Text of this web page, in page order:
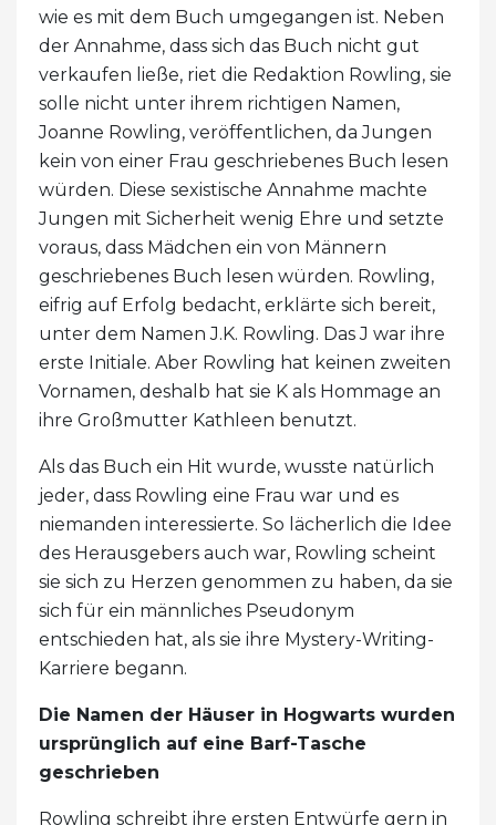
wie es mit dem Buch umgegangen ist. Neben
der Annahme, dass sich das Buch nicht gut
verkaufen ließe, riet die Redaktion Rowling, sie
solle nicht unter ihrem richtigen Namen,
Joanne Rowling, veröffentlichen, da Jungen
kein von einer Frau geschriebenes Buch lesen
würden. Diese sexistische Annahme machte
Jungen mit Sicherheit wenig Ehre und setzte
voraus, dass Mädchen ein von Männern
geschriebenes Buch lesen würden. Rowling,
eifrig auf Erfolg bedacht, erklärte sich bereit,
unter dem Namen J.K. Rowling. Das J war ihre
erste Initiale. Aber Rowling hat keinen zweiten
Vornamen, deshalb hat sie K als Hommage an
ihre Großmutter Kathleen benutzt.
Als das Buch ein Hit wurde, wusste natürlich
jeder, dass Rowling eine Frau war und es
niemanden interessierte. So lächerlich die Idee
des Herausgebers auch war, Rowling scheint
sie sich zu Herzen genommen zu haben, da sie
sich für ein männliches Pseudonym
entschieden hat, als sie ihre Mystery-Writing-
Karriere begann.
Die Namen der Häuser in Hogwarts wurden
ursprünglich auf eine Barf-Tasche
geschrieben
Rowling schreibt ihre ersten Entwürfe gern in